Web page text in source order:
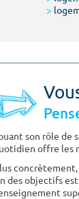
>
son rôle de
offre les
des objectifs